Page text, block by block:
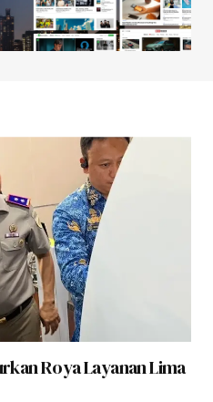
Roya Layanan Lima